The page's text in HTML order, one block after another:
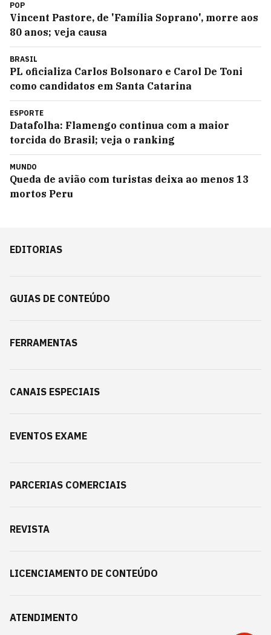
POP
Vincent Pastore, de 'Família Soprano', morre aos
80 anos; veja causa
BRASIL
PL oficializa Carlos Bolsonaro e Carol De Toni
como candidatos em Santa Catarina
ESPORTE
Datafolha: Flamengo continua com a maior
torcida do Brasil; veja o ranking
MUNDO
Queda de avião com turistas deixa ao menos 13
mortos Peru
EDITORIAS
GUIAS DE CONTEÚDO
FERRAMENTAS
CANAIS ESPECIAIS
EVENTOS EXAME
PARCERIAS COMERCIAIS
REVISTA
LICENCIAMENTO DE CONTEÚDO
ATENDIMENTO